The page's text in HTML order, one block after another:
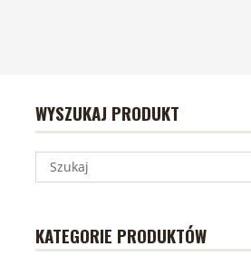
WYSZUKAJ PRODUKT
KATEGORIE PRODUKTÓW